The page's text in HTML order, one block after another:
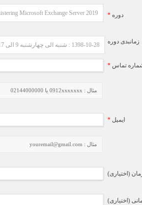
دوره *
Microsoft Exchange Server 2019
زمانبدی دوره 1398-10-28 : شنبه الی چهارشنبه 9 الی 17
تماس *
مثال : 0912xxxxxxx یا 02144000000
ایمیل *
مثال : youremail@gmail.com
(اختیاری)
(اختیاری)